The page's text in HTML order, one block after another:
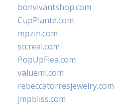
bonvivantshop.com
CupPlante.com
mpzin.com
stcreal.com
PopUpFlea.com
valueml.com
rebeccatorresjewelry.com
jmpbliss.com